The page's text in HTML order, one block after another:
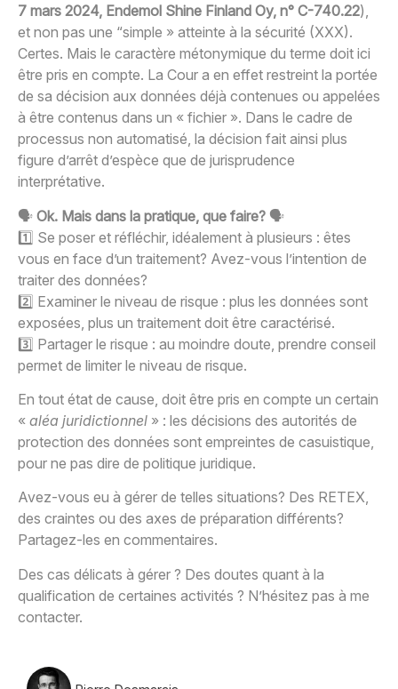
7 mars 2024, Endemol Shine Finland Oy, n° C-740.22),
et non pas une “simple » atteinte à la sécurité (XXX).
Certes. Mais le caractère métonymique du terme doit ici
être pris en compte. La Cour a en effet restreint la portée
de sa décision aux données déjà contenues ou appelées
à être contenus dans un « fichier ». Dans le cadre de
processus non automatisé, la décision fait ainsi plus
figure d’arrêt d’espèce que de jurisprudence
interprétative.
🗣️ Ok. Mais dans la pratique, que faire? 🗣️
1️⃣ Se poser et réfléchir, idéalement à plusieurs : êtes
vous en face d’un traitement? Avez-vous l’intention de
traiter des données?
2️⃣ Examiner le niveau de risque : plus les données sont
exposées, plus un traitement doit être caractérisé.
3️⃣ Partager le risque : au moindre doute, prendre conseil
permet de limiter le niveau de risque.
En tout état de cause, doit être pris en compte un certain
« aléa juridictionnel » : les décisions des autorités de
protection des données sont empreintes de casuistique,
pour ne pas dire de politique juridique.
Avez-vous eu à gérer de telles situations? Des RETEX,
des craintes ou des axes de préparation différents?
Partagez-les en commentaires.
Des cas délicats à gérer ? Des doutes quant à la
qualification de certaines activités ? N’hésitez pas à me
contacter.